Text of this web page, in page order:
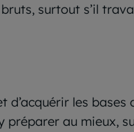
surtout s’il
les bases
préparer au mieux,